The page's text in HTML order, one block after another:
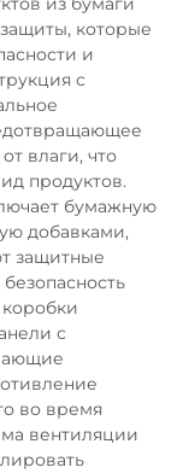
которые
и
с
влаги, что
продуктов.
бумажную
добавками,
защитные
с
во время
вентиляции